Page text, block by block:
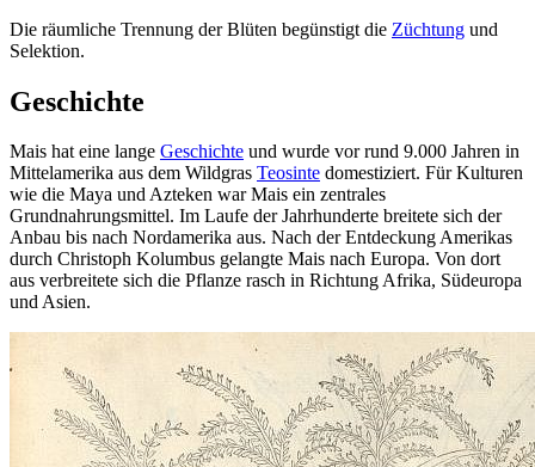
Die räumliche Trennung der Blüten begünstigt die Züchtung und
Selektion.
Geschichte
Mais hat eine lange Geschichte und wurde vor rund 9.000 Jahren in
Mittelamerika aus dem Wildgras Teosinte domestiziert. Für Kulturen
wie die Maya und Azteken war Mais ein zentrales
Grundnahrungsmittel. Im Laufe der Jahrhunderte breitete sich der
Anbau bis nach Nordamerika aus. Nach der Entdeckung Amerikas
durch Christoph Kolumbus gelangte Mais nach Europa. Von dort
aus verbreitete sich die Pflanze rasch in Richtung Afrika, Südeuropa
und Asien.